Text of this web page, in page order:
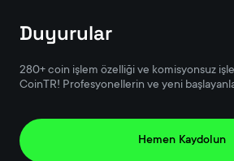
Duyurular
280+ coin işlem özelliği ve komisyonsuz
CoinTR! Profesyonellerin ve yeni
Hemen Kaydolun